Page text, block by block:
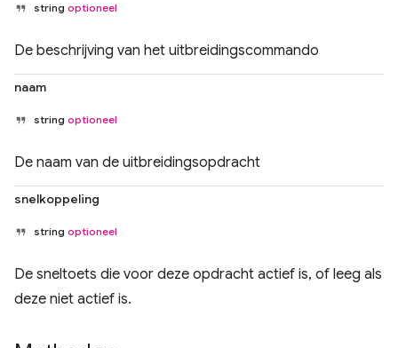
string optioneel
De beschrijving van het uitbreidingscommando
naam
string optioneel
De naam van de uitbreidingsopdracht
snelkoppeling
string optioneel
De sneltoets die voor deze opdracht actief is, of leeg als
deze niet actief is.